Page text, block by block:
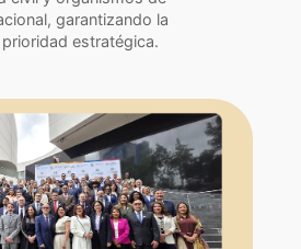
garantizando la
estratégica.